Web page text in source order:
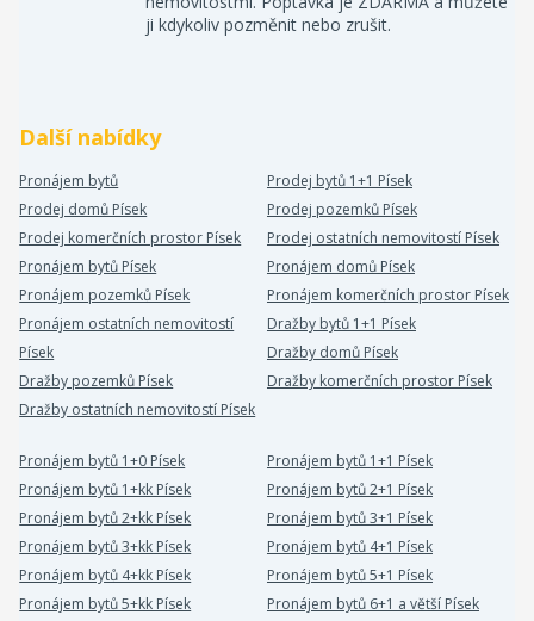
ji kdykoliv pozměnit nebo zrušit.
Další nabídky
Pronájem bytů
Prodej bytů 1+1 Písek
Prodej domů Písek
Prodej pozemků Písek
Prodej komerčních prostor Písek
Prodej ostatních nemovitostí Písek
Pronájem bytů Písek
Pronájem domů Písek
Pronájem pozemků Písek
Pronájem komerčních prostor Písek
Pronájem ostatních nemovitostí
Písek
Dražby bytů 1+1 Písek
Dražby domů Písek
Dražby pozemků Písek
Dražby komerčních prostor Písek
Dražby ostatních nemovitostí Písek
Pronájem bytů 1+0 Písek
Pronájem bytů 1+1 Písek
Pronájem bytů 1+kk Písek
Pronájem bytů 2+1 Písek
Pronájem bytů 2+kk Písek
Pronájem bytů 3+1 Písek
Pronájem bytů 3+kk Písek
Pronájem bytů 4+1 Písek
Pronájem bytů 4+kk Písek
Pronájem bytů 5+1 Písek
Pronájem bytů 5+kk Písek
Pronájem bytů 6+1 a větší Písek